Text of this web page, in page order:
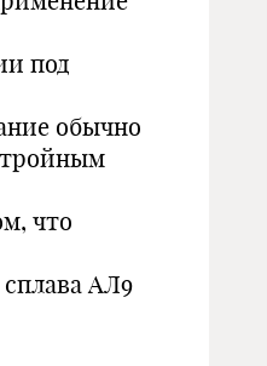
под
обычно
что
АЛ9